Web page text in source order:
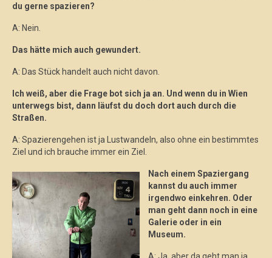
du gerne spazieren?
A: Nein.
Das hätte mich auch gewundert.
A: Das Stück handelt auch nicht davon.
Ich weiß, aber die Frage bot sich ja an. Und wenn du in Wien
unterwegs bist, dann läufst du doch dort auch durch die
Straßen.
A: Spazierengehen ist ja Lustwandeln, also ohne ein bestimmtes
Ziel und ich brauche immer ein Ziel.
Nach einem Spaziergang
kannst du auch immer
irgendwo einkehren. Oder
man geht dann noch in eine
Galerie oder in ein
Museum.